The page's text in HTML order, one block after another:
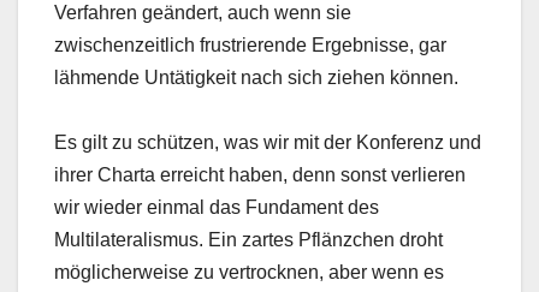
Verfahren geändert, auch wenn sie
zwischenzeitlich frustrierende Ergebnisse, gar
lähmende Untätigkeit nach sich ziehen können.
Es gilt zu schützen, was wir mit der Konferenz und
ihrer Charta erreicht haben, denn sonst verlieren
wir wieder einmal das Fundament des
Multilateralismus. Ein zartes Pflänzchen droht
möglicherweise zu vertrocknen, aber wenn es